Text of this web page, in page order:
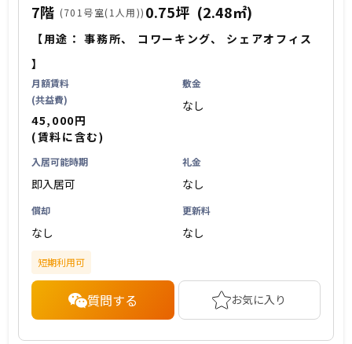
7階 (701号室(1人用)) 0.75坪 (2.48㎡)
【用途：事務所、 コワーキング、
シェアオフィス
】
月額賃料
(共益費)
45,000円
(賃料に含む)
敷金
なし
入居可能時期
即入居可
礼金
なし
償却
なし
更新料
なし
短期利用可
質問する お気に入り